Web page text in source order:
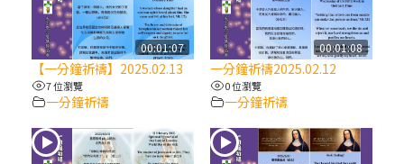
(2)黃敏正主教帶你做「四旬期避靜」—【逾
越的智慧】：七項齋戒的意義與益處
【信仰之旅】第九集：「如果你的痛苦比快
樂多」—歐義明神父 / 應芝莉老師
(1)黃敏正主教帶你做「四旬期避靜」—【逾
00:01:07
【一分鐘祈禱】2025.02.13
7 位瀏覽
一分鐘祈禱
00:01:08
一分鐘祈禱2025.02.12
0 位瀏覽
一分鐘祈禱